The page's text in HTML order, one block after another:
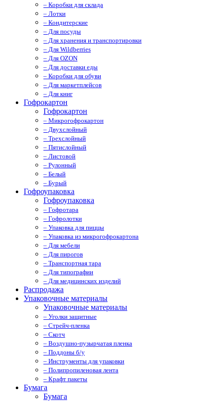
– Коробки для склада
– Лотки
– Кондитерские
– Для посуды
– Для хранения и транспортировки
– Для Wildberries
– Для OZON
– Для доставки еды
– Коробки для обуви
– Для маркетплейсов
– Для книг
Гофрокартон
Гофрокартон
– Микрогофрокартон
– Двухслойный
– Трехслойный
– Пятислойный
– Листовой
– Рулонный
– Белый
– Бурый
Гофроупаковка
Гофроупаковка
– Гофротара
– Гофролотки
– Упаковка для пиццы
– Упаковка из микрогофрокартона
– Для мебели
– Для пирогов
– Транспортная тара
– Для типографии
– Для медицинских изделий
Распродажа
Упаковочные материалы
Упаковочные материалы
– Уголки защитные
– Стрейч-пленка
– Скотч
– Воздушно-пузырчатая пленка
– Поддоны б/у
– Инструменты для упаковки
– Полипропиленовая лента
– Крафт пакеты
Бумага
Бумага